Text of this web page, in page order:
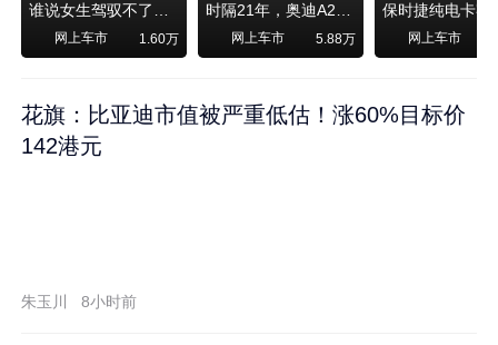
谁说女生驾驭不了大SUV？看我开问界M6驰骋坝上草原！
网上车市 1.60万
时隔21年，奥迪A2强势归来！
网上车市 5.88万 网上车市
花旗：比亚迪市值被严重低估！涨60%目标价
142港元
朱玉川 8小时前